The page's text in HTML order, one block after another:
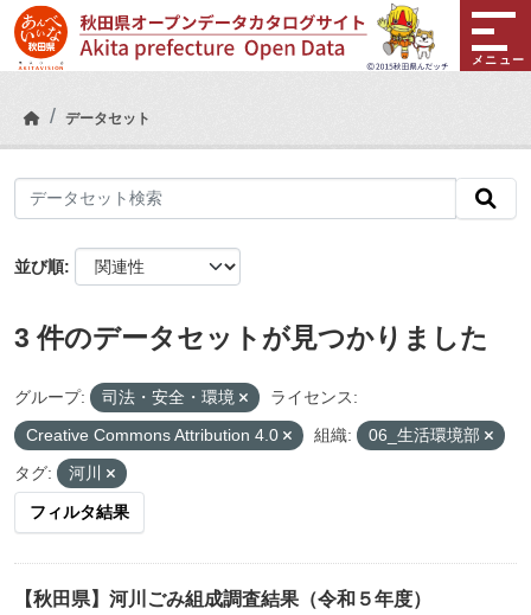
Skip to main content
メニュー
データセット
並び順
3 件のデータセットが見つかりました
グループ: 司法・安全・環境
ライセンス:
Creative Commons Attribution 4.0
組織:
06_生活環境部
タグ:
河川
フィルタ結果
【秋田県】河川ごみ組成調査結果（令和５年度）